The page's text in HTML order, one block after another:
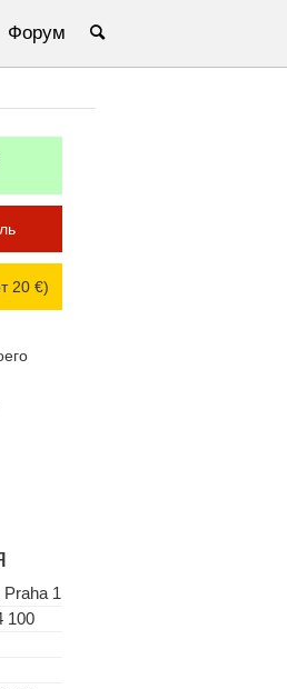
Форум
20 €)
1
100